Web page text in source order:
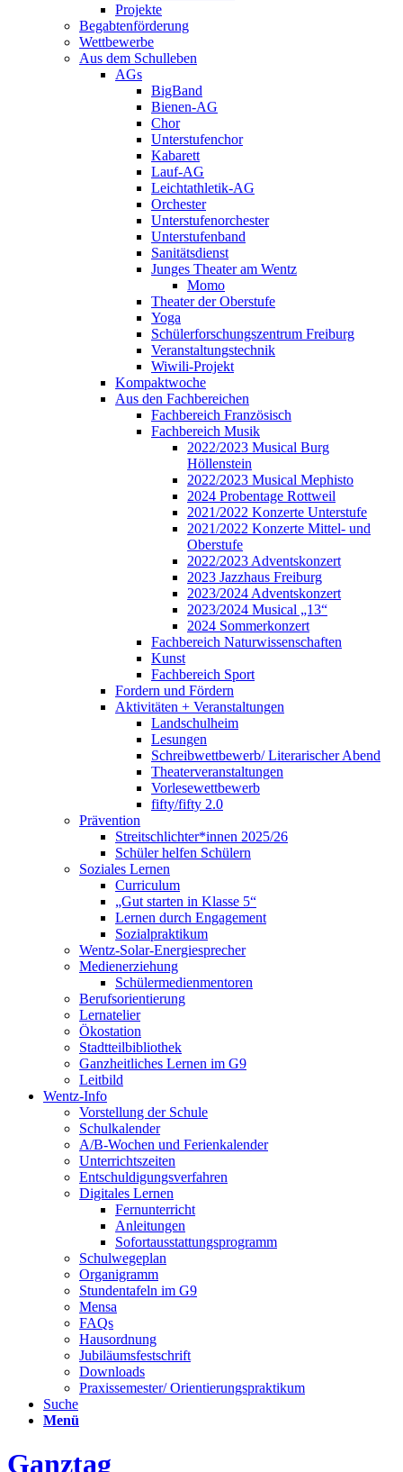
Projekte
Begabtenförderung
Wettbewerbe
Aus dem Schulleben
AGs
BigBand
Bienen-AG
Chor
Unterstufenchor
Kabarett
Lauf-AG
Leichtathletik-AG
Orchester
Unterstufenorchester
Unterstufenband
Sanitätsdienst
Junges Theater am Wentz
Momo
Theater der Oberstufe
Yoga
Schülerforschungszentrum Freiburg
Veranstaltungstechnik
Wiwili-Projekt
Kompaktwoche
Aus den Fachbereichen
Fachbereich Französisch
Fachbereich Musik
2022/2023 Musical Burg
Höllenstein
2022/2023 Musical Mephisto
2024 Probentage Rottweil
2021/2022 Konzerte Unterstufe
2021/2022 Konzerte Mittel- und
Oberstufe
2022/2023 Adventskonzert
2023 Jazzhaus Freiburg
2023/2024 Adventskonzert
2023/2024 Musical „13“
2024 Sommerkonzert
Fachbereich Naturwissenschaften
Kunst
Fachbereich Sport
Fordern und Fördern
Aktivitäten + Veranstaltungen
Landschulheim
Lesungen
Schreibwettbewerb/ Literarischer Abend
Theaterveranstaltungen
Vorlesewettbewerb
fifty/fifty 2.0
Prävention
Streitschlichter*innen 2025/26
Schüler helfen Schülern
Soziales Lernen
Curriculum
„Gut starten in Klasse 5“
Lernen durch Engagement
Sozialpraktikum
Wentz-Solar-Energiesprecher
Medienerziehung
Schülermedienmentoren
Berufsorientierung
Lernatelier
Ökostation
Stadtteilbibliothek
Ganzheitliches Lernen im G9
Leitbild
Wentz-Info
Vorstellung der Schule
Schulkalender
A/B-Wochen und Ferienkalender
Unterrichtszeiten
Entschuldigungsverfahren
Digitales Lernen
Fernunterricht
Anleitungen
Sofortausstattungsprogramm
Schulwegeplan
Organigramm
Stundentafeln im G9
Mensa
FAQs
Hausordnung
Jubiläumsfestschrift
Downloads
Praxissemester/ Orientierungspraktikum
Suche
Menü
Ganztag